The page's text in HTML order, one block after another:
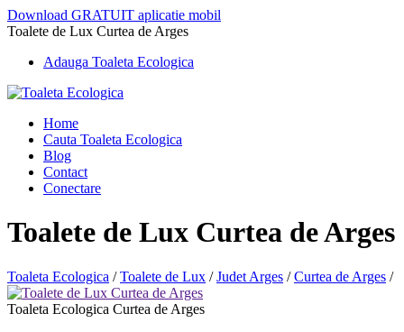
Download GRATUIT aplicatie mobil
Toalete de Lux Curtea de Arges
Adauga Toaleta Ecologica
Home
Cauta Toaleta Ecologica
Blog
Contact
Conectare
Toalete de Lux Curtea de Arges
Toaleta Ecologica /Toalete de Lux /Judet Arges /Curtea de Arges /
Toaleta Ecologica Curtea de Arges